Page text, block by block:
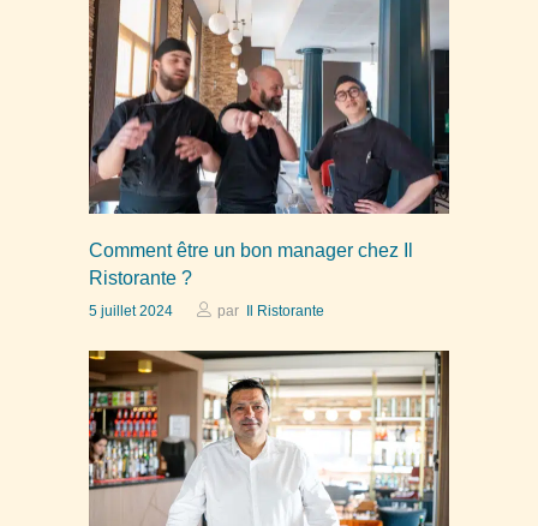
Comment être un bon manager chez Il
Ristorante ?
5 juillet 2024 par Il Ristorante